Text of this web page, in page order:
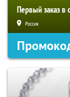
Первый заказ в
Россия